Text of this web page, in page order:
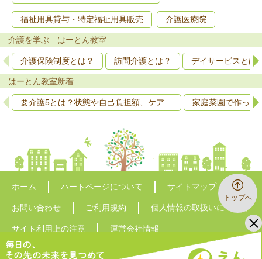
トップへ
福祉用具貸与・特定福祉用具販売 介護医療院
介護を学ぶ はーとん教室
介護保険制度とは？ 訪問介護とは？ デイサービスとは
はーとん教室新着
要介護5とは？状態や自己負担額、ケア… 家庭菜園で作っ
ホーム ハートページについて サイトマップ
お問い合わせ ご利用規約 個人情報の取扱いについて
サイト利用上の注意 運営会社情報